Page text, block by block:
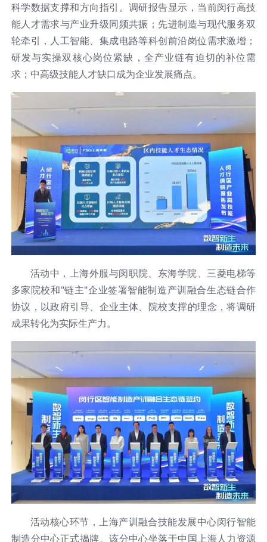
科学数据支撑和方向指引。调研报告显示，当前闵行高技
能人才需求与产业升级同频共振；先进制造与现代服务双
轮牵引，人工智能、集成电路等科创前沿岗位需求激增；
研发与实操双核心岗位紧缺，全产业链有迫切的补位需
求；中高级技能人才缺口成为企业发展痛点。
活动中，上海外服与闵职院、东海学院、三菱电梯等
多家院校和"链主"企业签署智能制造产训融合生态链合作
协议，以政府引导、企业主体、院校支撑的理念，将调研
成果转化为实际生产力。
活动核心环节，上海产训融合技能发展中心闵行智能
制造分中心正式揭牌。该分中心坐落于中国上海人力资源